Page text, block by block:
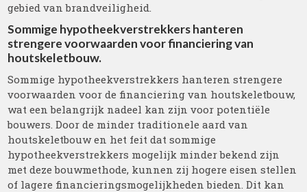
gebied van brandveiligheid.
Sommige hypotheekverstrekkers hanteren
strengere voorwaarden voor financiering van
houtskeletbouw.
Sommige hypotheekverstrekkers hanteren strengere
voorwaarden voor de financiering van houtskeletbouw,
wat een belangrijk nadeel kan zijn voor potentiële
bouwers. Door de minder traditionele aard van
houtskeletbouw en het feit dat sommige
hypotheekverstrekkers mogelijk minder bekend zijn
met deze bouwmethode, kunnen zij hogere eisen stellen
of lagere financieringsmogelijkheden bieden. Dit kan